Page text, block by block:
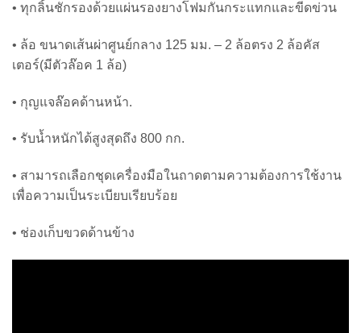
• ทุกลิ้นชักรองด้วยแผ่นรองยางโฟมกันกระแทกและขีดข่วน
• ล้อ ขนาดเส้นผ่าศูนย์กลาง 125 มม. – 2 ล้อตรง 2 ล้อคัส
เตอร์(มีตัวล๊อค 1 ล้อ)
• กุญแจล๊อคด้านหน้า.
• รับน้ำหนักได้สูงสุดถึง 800 กก.
• สามารถเลือกชุดเครื่องมือในถาดตามความต้องการใช้งาน
เพื่อความเป็นระเบียบเรียบร้อย
• ช่องเก็บขวดด้านข้าง